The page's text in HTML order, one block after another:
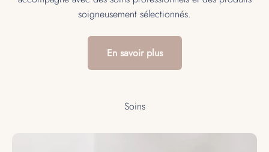
soigneusement sélectionnés.
En savoir plus